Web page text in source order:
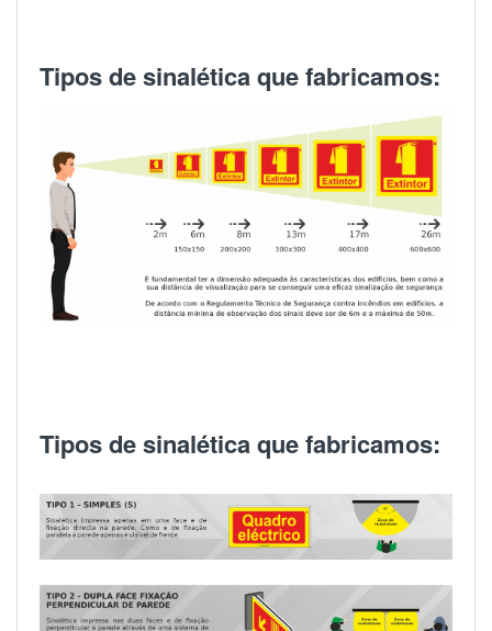
Tipos de sinalética que fabricamos:
Tipos de sinalética que fabricamos: